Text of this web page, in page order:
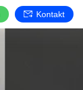
Kontakt